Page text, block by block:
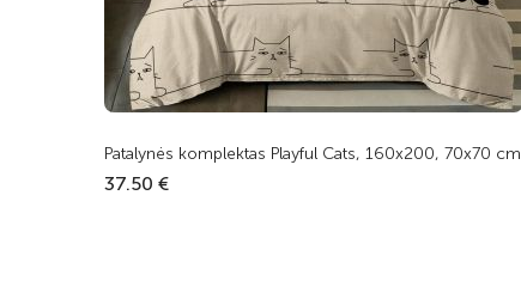
Patalynės komplektas Playful Cats, 160x200, 70x70 cm
37.50 €